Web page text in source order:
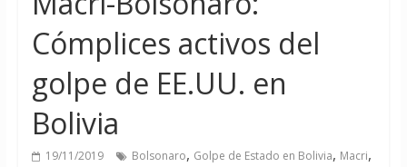
Cómplices activos del
golpe de EE.UU. en
Bolivia
19/11/2019 Bolsonaro, Golpe de Estado en Bolivia, Macri,